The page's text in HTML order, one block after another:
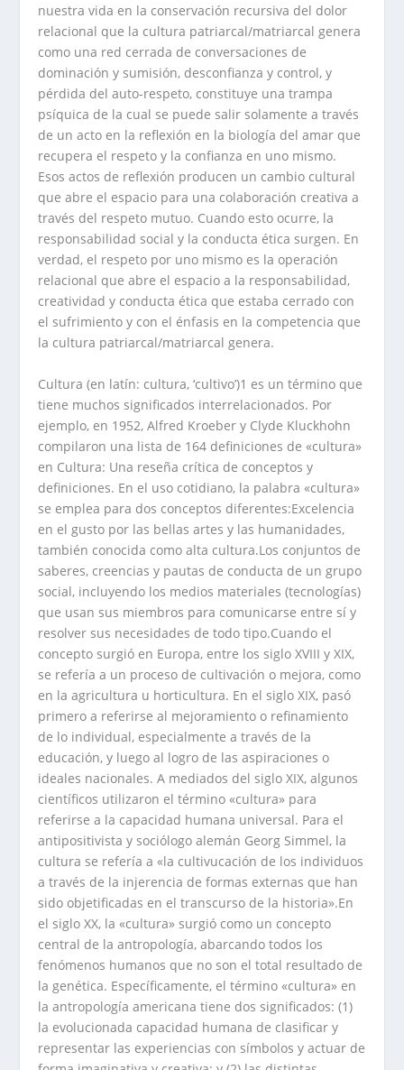
nuestra vida en la conservación recursiva del dolor
relacional que la cultura patriarcal/matriarcal genera
como una red cerrada de conversaciones de
dominación y sumisión, desconfianza y control, y
pérdida del auto-respeto, constituye una trampa
psíquica de la cual se puede salir solamente a través
de un acto en la reflexión en la biología del amar que
recupera el respeto y la confianza en uno mismo.
Esos actos de reflexión producen un cambio cultural
que abre el espacio para una colaboración creativa a
través del respeto mutuo. Cuando esto ocurre, la
responsabilidad social y la conducta ética surgen. En
verdad, el respeto por uno mismo es la operación
relacional que abre el espacio a la responsabilidad,
creatividad y conducta ética que estaba cerrado con
el sufrimiento y con el énfasis en la competencia que
la cultura patriarcal/matriarcal genera.
Cultura (en latín: cultura, ‘cultivo’)1 es un término que
tiene muchos significados interrelacionados. Por
ejemplo, en 1952, Alfred Kroeber y Clyde Kluckhohn
compilaron una lista de 164 definiciones de «cultura»
en Cultura: Una reseña crítica de conceptos y
definiciones. En el uso cotidiano, la palabra «cultura»
se emplea para dos conceptos diferentes:Excelencia
en el gusto por las bellas artes y las humanidades,
también conocida como alta cultura.Los conjuntos de
saberes, creencias y pautas de conducta de un grupo
social, incluyendo los medios materiales (tecnologías)
que usan sus miembros para comunicarse entre sí y
resolver sus necesidades de todo tipo.Cuando el
concepto surgió en Europa, entre los siglo XVIII y XIX,
se refería a un proceso de cultivación o mejora, como
en la agricultura u horticultura. En el siglo XIX, pasó
primero a referirse al mejoramiento o refinamiento
de lo individual, especialmente a través de la
educación, y luego al logro de las aspiraciones o
ideales nacionales. A mediados del siglo XIX, algunos
científicos utilizaron el término «cultura» para
referirse a la capacidad humana universal. Para el
antipositivista y sociólogo alemán Georg Simmel, la
cultura se refería a «la cultivucación de los individuos
a través de la injerencia de formas externas que han
sido objetificadas en el transcurso de la historia».En
el siglo XX, la «cultura» surgió como un concepto
central de la antropología, abarcando todos los
fenómenos humanos que no son el total resultado de
la genética. Específicamente, el término «cultura» en
la antropología americana tiene dos significados: (1)
la evolucionada capacidad humana de clasificar y
representar las experiencias con símbolos y actuar de